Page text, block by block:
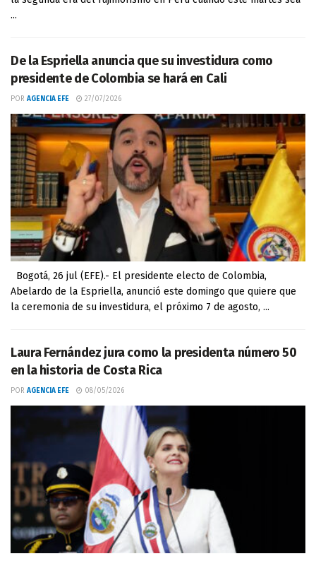
...
De la Espriella anuncia que su investidura como
presidente de Colombia se hará en Cali
POR AGENCIA EFE 27/07/2026
Bogotá, 26 jul (EFE).- El presidente electo de Colombia,
Abelardo de la Espriella, anunció este domingo que quiere que
la ceremonia de su investidura, el próximo 7 de agosto, ...
Laura Fernández jura como la presidenta número 50
en la historia de Costa Rica
POR AGENCIA EFE 08/05/2026